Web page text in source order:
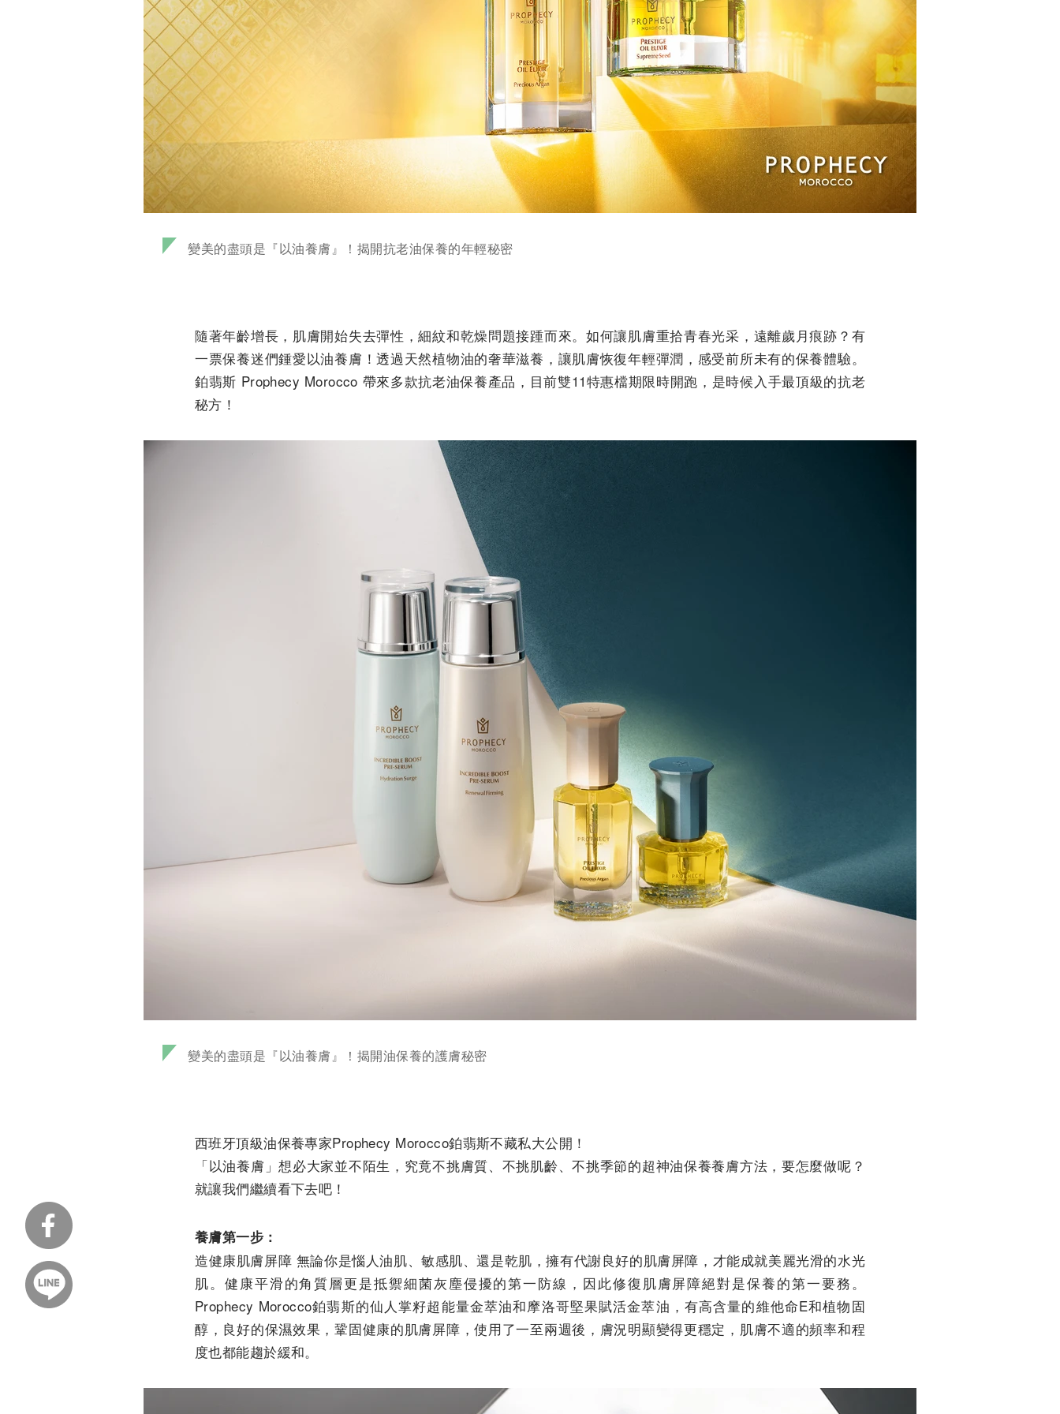
變美的盡頭是『以油養膚』！揭開抗老油保養的年輕秘密
隨著年齡增長，肌膚開始失去彈性，細紋和乾燥問題接踵而來。如何讓肌膚重拾青春光采，遠離歲月痕跡？有
一票保養迷們鍾愛以油養膚！透過天然植物油的奢華滋養，讓肌膚恢復年輕彈潤，感受前所未有的保養體驗。
鉑翡斯 Prophecy Morocco 帶來多款抗老油保養產品，目前雙11特惠檔期限時開跑，是時候入手最頂級的抗老
秘方！
變美的盡頭是『以油養膚』！揭開油保養的護膚秘密
西班牙頂級油保養專家Prophecy Morocco鉑翡斯不藏私大公開！
「以油養膚」想必大家並不陌生，究竟不挑膚質、不挑肌齡、不挑季節的超神油保養養膚方法，要怎麼做呢？
就讓我們繼續看下去吧！
養膚第一步：
造健康肌膚屏障 無論你是惱人油肌、敏感肌、還是乾肌，擁有代謝良好的肌膚屏障，才能成就美麗光滑的水光
肌。健康平滑的角質層更是抵禦細菌灰塵侵擾的第一防線，因此修復肌膚屏障絕對是保養的第一要務。
Prophecy Morocco鉑翡斯的仙人掌籽超能量金萃油和摩洛哥堅果賦活金萃油，有高含量的維他命E和植物固
醇，良好的保濕效果，鞏固健康的肌膚屏障，使用了一至兩週後，膚況明顯變得更穩定，肌膚不適的頻率和程
度也都能趨於緩和。